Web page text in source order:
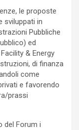
le proposte
sviluppati in
Pubbliche
ed
& Energy
di finanza
come
e favorendo
prassi
del Forum i